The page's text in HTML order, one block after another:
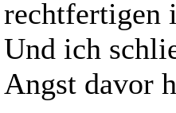
rechtfertigen
Und ich
Angst davor